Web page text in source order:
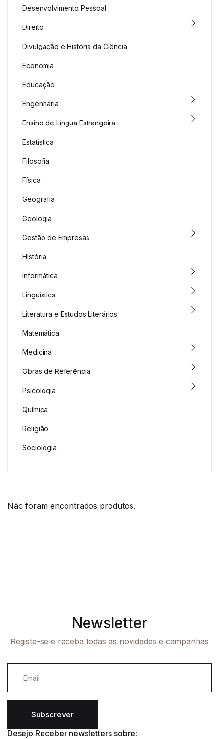
Não foram encontrados produtos.
Desenvolvimento Pessoal
Direito
Divulgação e História da Ciência
Economia
Educação
Engenharia
Ensino de Língua Estrangeira
Estatística
Filosofia
Física
Geografia
Geologia
Gestão de Empresas
História
Informática
Linguística
Literatura e Estudos Literários
Matemática
Medicina
Obras de Referência
Psicologia
Química
Religião
Sociologia
Newsletter
Registe-se e receba todas as novidades e campanhas
Subscrever
Desejo Receber newsletters sobre: